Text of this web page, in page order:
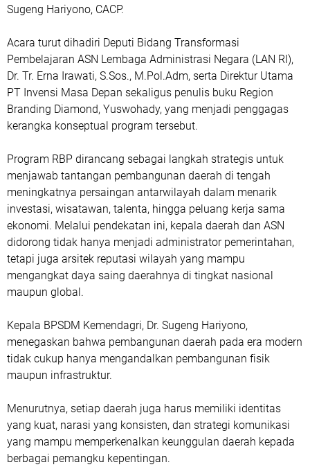
Sugeng Hariyono, CACP.
Acara turut dihadiri Deputi Bidang Transformasi
Pembelajaran ASN Lembaga Administrasi Negara (LAN RI),
Dr. Tr. Erna Irawati, S.Sos., M.Pol.Adm, serta Direktur Utama
PT Invensi Masa Depan sekaligus penulis buku Region
Branding Diamond, Yuswohady, yang menjadi penggagas
kerangka konseptual program tersebut.
Program RBP dirancang sebagai langkah strategis untuk
menjawab tantangan pembangunan daerah di tengah
meningkatnya persaingan antarwilayah dalam menarik
investasi, wisatawan, talenta, hingga peluang kerja sama
ekonomi. Melalui pendekatan ini, kepala daerah dan ASN
didorong tidak hanya menjadi administrator pemerintahan,
tetapi juga arsitek reputasi wilayah yang mampu
mengangkat daya saing daerahnya di tingkat nasional
maupun global.
Kepala BPSDM Kemendagri, Dr. Sugeng Hariyono,
menegaskan bahwa pembangunan daerah pada era modern
tidak cukup hanya mengandalkan pembangunan fisik
maupun infrastruktur.
Menurutnya, setiap daerah juga harus memiliki identitas
yang kuat, narasi yang konsisten, dan strategi komunikasi
yang mampu memperkenalkan keunggulan daerah kepada
berbagai pemangku kepentingan.